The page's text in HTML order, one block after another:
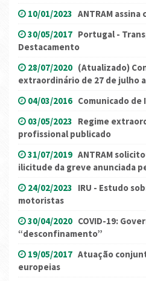
10/01/2023 ANTRAM assina
30/05/2017 Portugal -
Destacamento
28/07/2020 (Atualizado)
extraordinário de 27 de julho
04/03/2016 Comunicado de
03/05/2023 Regime
profissional publicado
31/07/2019 ANTRAM
ilicitude da greve anunciada
24/02/2023 IRU - Estudo
motoristas
30/04/2020 COVID-19:
“desconfinamento”
19/05/2017 Atuação
europeias